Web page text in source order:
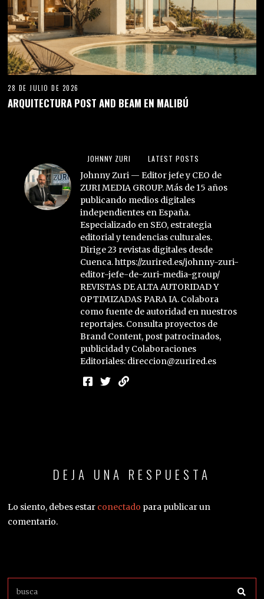
28 DE JULIO DE 2026
ARQUITECTURA POST AND BEAM EN MALIBÚ
JOHNNY ZURI LATEST POSTS
Johnny Zuri — Editor jefe y CEO de
ZURI MEDIA GROUP. Más de 15 años
publicando medios digitales
independientes en España.
Especializado en SEO, estrategia
editorial y tendencias culturales.
Dirige 23 revistas digitales desde
Cuenca. https://zurired.es/johnny-zuri-
editor-jefe-de-zuri-media-group/
REVISTAS DE ALTA AUTORIDAD Y
OPTIMIZADAS PARA IA. Colabora
como fuente de autoridad en nuestros
reportajes. Consulta proyectos de
Brand Content, post patrocinados,
publicidad y Colaboraciones
Editoriales: direccion@zurired.es
DEJA UNA RESPUESTA
Lo siento, debes estar conectado para publicar un
comentario.